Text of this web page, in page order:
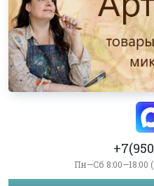
Пн—Сб 8:00—18:00